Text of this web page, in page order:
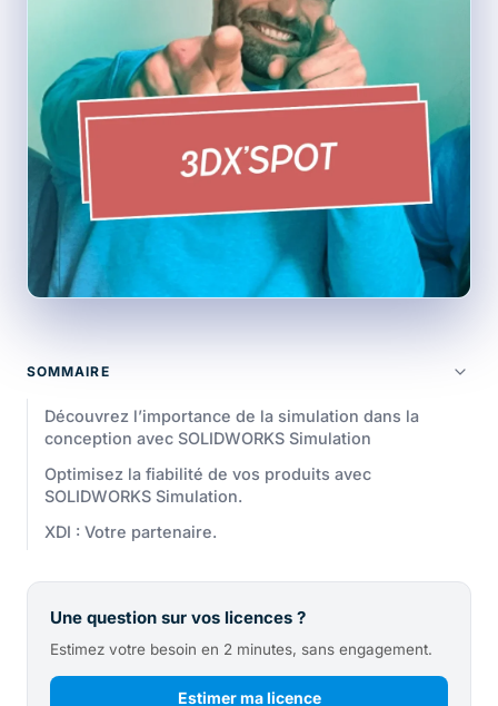
SOMMAIRE
Découvrez l’importance de la simulation dans la
conception avec SOLIDWORKS Simulation
Optimisez la fiabilité de vos produits avec
SOLIDWORKS Simulation.
XDI : Votre partenaire.
Une question sur vos licences ?
Estimez votre besoin en 2 minutes, sans engagement.
Estimer ma licence